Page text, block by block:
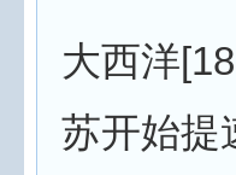
大西洋
苏开始提